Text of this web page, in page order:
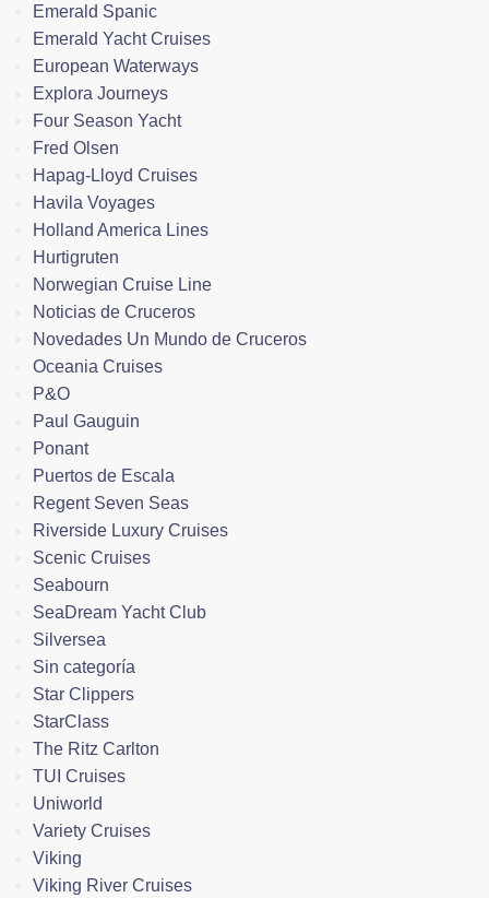
Emerald Spanic
Emerald Yacht Cruises
European Waterways
Explora Journeys
Four Season Yacht
Fred Olsen
Hapag-Lloyd Cruises
Havila Voyages
Holland America Lines
Hurtigruten
Norwegian Cruise Line
Noticias de Cruceros
Novedades Un Mundo de Cruceros
Oceania Cruises
P&O
Paul Gauguin
Ponant
Puertos de Escala
Regent Seven Seas
Riverside Luxury Cruises
Scenic Cruises
Seabourn
SeaDream Yacht Club
Silversea
Sin categoría
Star Clippers
StarClass
The Ritz Carlton
TUI Cruises
Uniworld
Variety Cruises
Viking
Viking River Cruises